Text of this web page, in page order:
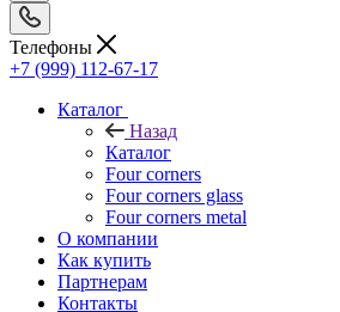
Телефоны
+7 (999) 112-67-17
Каталог
Назад
Каталог
Four corners
Four corners glass
Four corners metal
О компании
Как купить
Партнерам
Контакты